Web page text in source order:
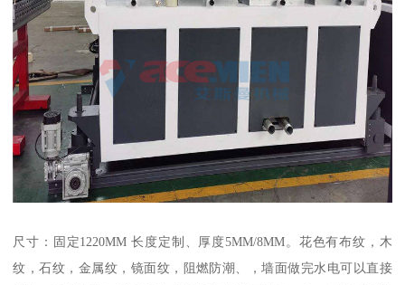
尺寸：固定1220MM 长度定制、厚度5MM/8MM。花色有布纹，木
纹，石纹，金属纹，镜面纹，阻燃防潮、，墙面做完水电可以直接